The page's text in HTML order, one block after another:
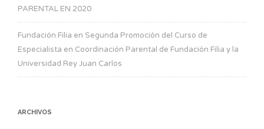
PARENTAL EN 2020
Fundación Filia en Segunda Promoción del Curso de
Especialista en Coordinación Parental de Fundación Filia y la
Universidad Rey Juan Carlos
ARCHIVOS